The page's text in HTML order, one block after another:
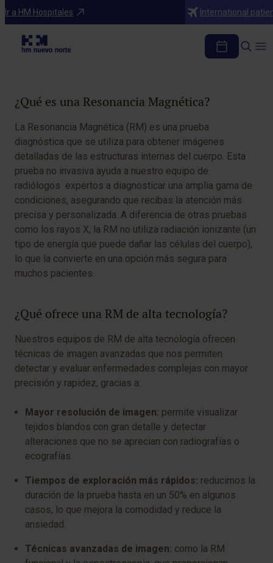
Ir a HM Hospitales International
Diagnosticos
Resonancia Magnética
¿Qué es una Resonancia Magnética?
La Resonancia Magnética (RM) es una prueba
diagnóstica que se utiliza para obtener imágenes
detalladas de las estructuras internas del cuerpo. Esta
prueba no invasiva ayuda a nuestro equipo de
radiólogos expertos a diagnosticar una amplia gama de
condiciones, asegurando que recibas la atención más
precisa y personalizada. A diferencia de otras pruebas
como los rayos X, la RM no utiliza radiación ionizante (un
tipo de energía que puede dañar las células del cuerpo),
lo que la convierte en una opción más segura para
muchos pacientes.
¿Qué ofrece una RM de alta tecnología?
Nuestros equipos de RM de alta tecnología ofrecen
técnicas de imagen avanzadas que nos permiten
detectar y evaluar enfermedades complejas con mayor
precisión y rapidez, gracias a:
Mayor resolución de imagen: permite visualizar
tejidos blandos con gran detalle y detectar
alteraciones que no se aprecian con radiografías o
ecografías.
Tiempos de exploración más rápidos: reducimos la
duración de la prueba hasta en un 50% en algunos
casos, lo que mejora la comodidad y reduce la
ansiedad.
Técnicas avanzadas de imagen: como la RM